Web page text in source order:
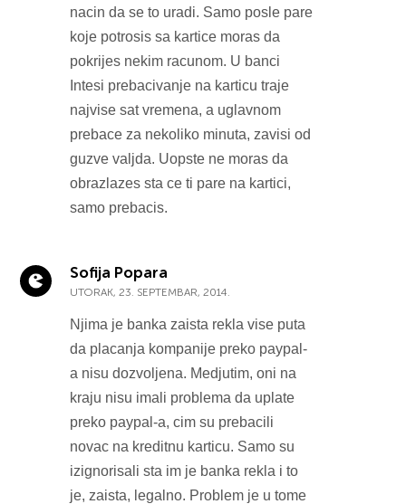
nacin da se to uradi. Samo posle pare
koje potrosis sa kartice moras da
pokrijes nekim racunom. U banci
Intesi prebacivanje na karticu traje
najvise sat vremena, a uglavnom
prebace za nekoliko minuta, zavisi od
guzve valjda. Uopste ne moras da
obrazlazes sta ce ti pare na kartici,
samo prebacis.
Sofija Popara
UTORAK, 23. SEPTEMBAR, 2014.
Njima je banka zaista rekla vise puta
da placanja kompanije preko paypal-
a nisu dozvoljena. Medjutim, oni na
kraju nisu imali problema da uplate
preko paypal-a, cim su prebacili
novac na kreditnu karticu. Samo su
izignorisali sta im je banka rekla i to
je, zaista, legalno. Problem je u tome